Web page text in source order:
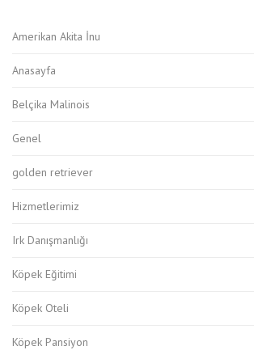
Amerikan Akita İnu
Anasayfa
Belçika Malinois
Genel
golden retriever
Hizmetlerimiz
Irk Danışmanlığı
Köpek Eğitimi
Köpek Oteli
Köpek Pansiyon